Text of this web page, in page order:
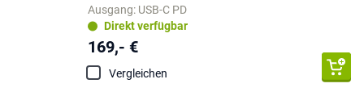
Ausgang: USB-C PD
Direkt verfügbar
169,- €
Vergleichen